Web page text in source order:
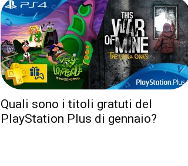
Quali sono i titoli gratuti del
PlayStation Plus di gennaio?